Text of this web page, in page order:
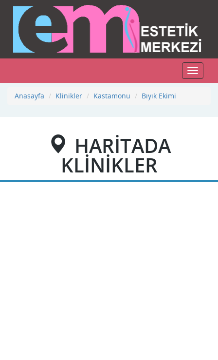
Toggle
Anasayfa
Klinikler Kastamonu Bıyık Ekimi
HARİTADA
KLİNİKLER